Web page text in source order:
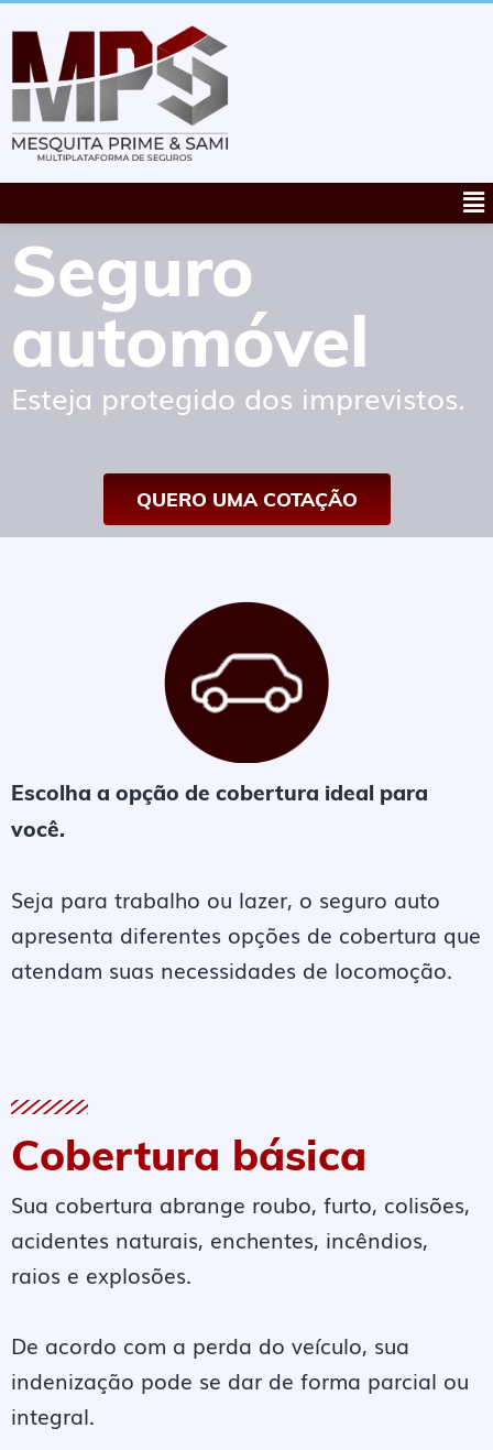
Seguro
automóvel
Esteja protegido dos imprevistos.
QUERO UMA COTAÇÃO
Escolha a opção de cobertura ideal para
você.
Seja para trabalho ou lazer, o seguro auto
apresenta diferentes opções de cobertura que
atendam suas necessidades de locomoção.
Cobertura básica
Sua cobertura abrange roubo, furto, colisões,
acidentes naturais, enchentes, incêndios,
raios e explosões.
De acordo com a perda do veículo, sua
indenização pode se dar de forma parcial ou
integral.